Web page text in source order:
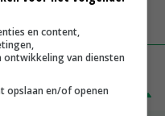
€ 269,00 € 7,00
en content,
van diensten
opslaan en/of openen